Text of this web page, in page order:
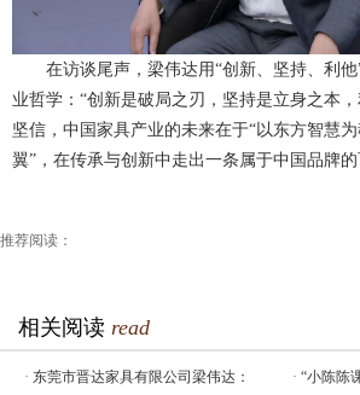
在访谈尾声，梁伟达用“创新、坚持、利
业哲学：“创新是破局之刃，坚持是立身之本
坚信，中国家具产业的未来在于“以东方智慧
翼”，在传承与创新中走出一条属于中国品牌的
推荐阅读：
相关阅读 read
· 东莞市晋达家具有限公司梁伟达： · “小陈陈